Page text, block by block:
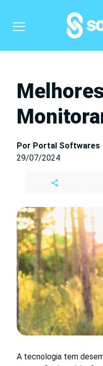
Por Portal Softwares
29/07/2024
A tecnologia tem